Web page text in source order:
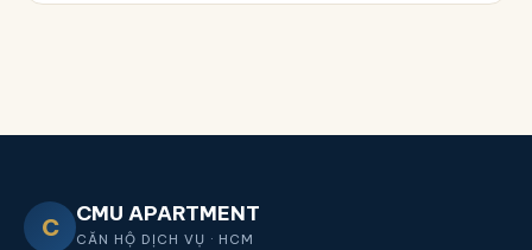
C CMU APARTMENT
CĂN HỘ DỊCH VỤ · HCM